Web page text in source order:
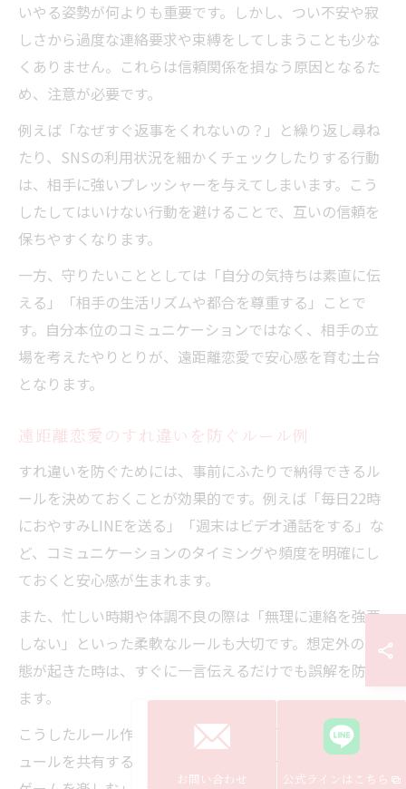
いやる姿勢が何よりも重要です。しかし、つい不安や寂
しさから過度な連絡要求や束縛をしてしまうことも少な
くありません。これらは信頼関係を損なう原因となるた
め、注意が必要です。
例えば「なぜすぐ返事をくれないの？」と繰り返し尋ね
たり、SNSの利用状況を細かくチェックしたりする行動
は、相手に強いプレッシャーを与えてしまいます。こう
したしてはいけない行動を避けることで、互いの信頼を
保ちやすくなります。
一方、守りたいこととしては「自分の気持ちは素直に伝
える」「相手の生活リズムや都合を尊重する」ことで
す。自分本位のコミュニケーションではなく、相手の立
場を考えたやりとりが、遠距離恋愛で安心感を育む土台
となります。
遠距離恋愛のすれ違いを防ぐルール例
すれ違いを防ぐためには、事前にふたりで納得できるル
ールを決めておくことが効果的です。例えば「毎日22時
におやすみLINEを送る」「週末はビデオ通話をする」な
ど、コミュニケーションのタイミングや頻度を明確にし
ておくと安心感が生まれます。
また、忙しい時期や体調不良の際は「無理に連絡を強要
しない」といった柔軟なルールも大切です。想定外の事
態が起きた時は、すぐに一言伝えるだけでも誤解を防げ
ます。
こうしたルール作りの成功例として、「お互いのスケジ
ュールを共有する」「会えない日には一緒にオンライン
お問い合わせ 公式ラインはこちら